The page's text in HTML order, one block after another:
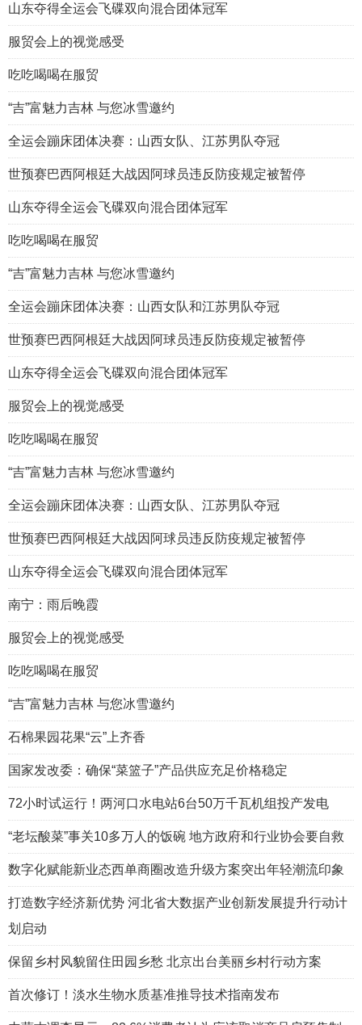
山东夺得全运会飞碟双向混合团体冠军
服贸会上的视觉感受
吃吃喝喝在服贸
“吉”富魅力吉林 与您冰雪邀约
全运会蹦床团体决赛：山西女队、江苏男队夺冠
世预赛巴西阿根廷大战因阿球员违反防疫规定被暂停
山东夺得全运会飞碟双向混合团体冠军
吃吃喝喝在服贸
“吉”富魅力吉林 与您冰雪邀约
全运会蹦床团体决赛：山西女队和江苏男队夺冠
世预赛巴西阿根廷大战因阿球员违反防疫规定被暂停
山东夺得全运会飞碟双向混合团体冠军
服贸会上的视觉感受
吃吃喝喝在服贸
“吉”富魅力吉林 与您冰雪邀约
全运会蹦床团体决赛：山西女队、江苏男队夺冠
世预赛巴西阿根廷大战因阿球员违反防疫规定被暂停
山东夺得全运会飞碟双向混合团体冠军
南宁：雨后晚霞
服贸会上的视觉感受
吃吃喝喝在服贸
“吉”富魅力吉林 与您冰雪邀约
石棉果园花果“云”上齐香
国家发改委：确保“菜篮子”产品供应充足价格稳定
72小时试运行！两河口水电站6台50万千瓦机组投产发电
“老坛酸菜”事关10多万人的饭碗 地方政府和行业协会要自救
数字化赋能新业态西单商圈改造升级方案突出年轻潮流印象
打造数字经济新优势 河北省大数据产业创新发展提升行动计
划启动
保留乡村风貌留住田园乡愁 北京出台美丽乡村行动方案
首次修订！淡水生物水质基准推导技术指南发布